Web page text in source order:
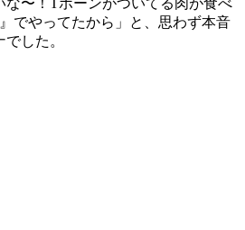
な〜！Tボーンがついてる肉が食べ
でやってたから」と、思わず本音
した。